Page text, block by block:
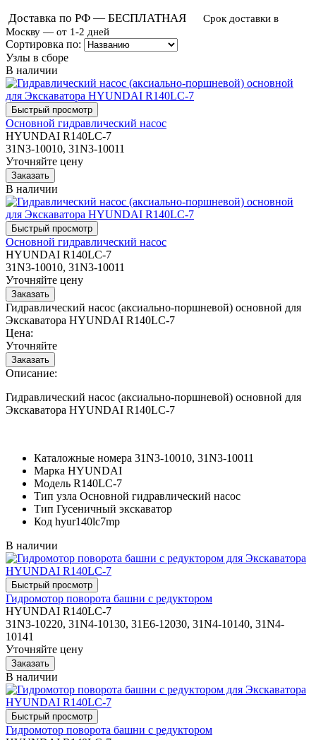
Доставка по РФ — БЕСПЛАТНАЯ
Срок доставки в
Москву — от 1-2 дней
Сортировка по:
Узлы в сборе
В наличии
Основной гидравлический насос
HYUNDAI R140LC-7
31N3-10010, 31N3-10011
Уточняйте цену
В наличии
Основной гидравлический насос
HYUNDAI R140LC-7
31N3-10010, 31N3-10011
Уточняйте цену
Гидравлический насос (аксиально-поршневой) основной для
Экскаватора HYUNDAI R140LC-7
Цена:
Уточняйте
Описание:
Гидравлический насос (аксиально-поршневой) основной для
Экскаватора HYUNDAI R140LC-7
Каталожные номера 31N3-10010, 31N3-10011
Марка HYUNDAI
Модель R140LC-7
Тип узла Основной гидравлический насос
Тип Гусеничный экскаватор
Код hyur140lc7mp
В наличии
Гидромотор поворота башни с редуктором
HYUNDAI R140LC-7
31N3-10220, 31N4-10130, 31E6-12030, 31N4-10140, 31N4-
10141
Уточняйте цену
В наличии
Гидромотор поворота башни с редуктором